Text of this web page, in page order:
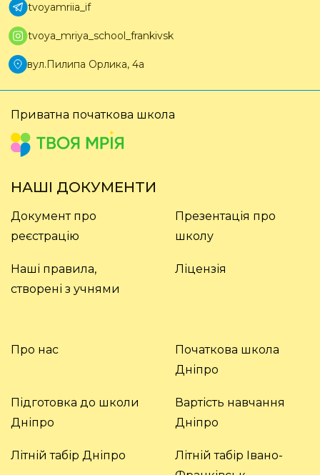
tvoyamriia_if
tvoya_mriya_school_frankivsk
вул.Пилипа Орлика, 4а
Приватна початкова школа
НАШІ ДОКУМЕНТИ
Документ про
реєстрацію
Презентація про
школу
Наші правила,
створені з учнями
Ліцензія
Про нас
Початкова школа
Дніпро
Підготовка до школи
Дніпро
Вартість навчання
Дніпро
Літній табір Дніпро
Літній табір Івано-